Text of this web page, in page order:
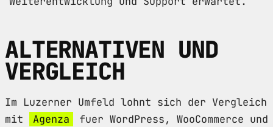
ALTERNATIVEN UND
VERGLEICH
Im Luzerner Umfeld lohnt sich der Vergleich
mit
Agenza fuer WordPress, WooCommerce und